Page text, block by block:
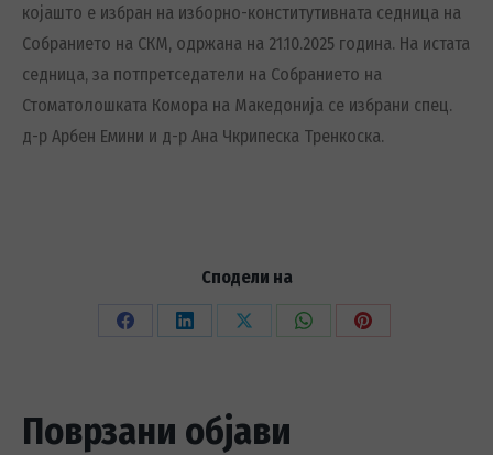
којашто е избран на изборно-конститутивната седница на
Собранието на СКМ, одржана на 21.10.2025 година. На истата
седница, за потпретседатели на Собранието на
Стоматолошката Комора на Македонија се избрани спец.
д-р Арбен Емини и д-р Ана Чкрипеска Тренкоска.
Сподели на
Share
Share
Share
Share
Share
Поврзани објави